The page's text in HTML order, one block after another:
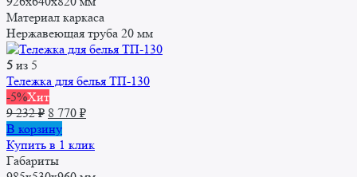
Материал каркаса
Нержавеющая труба 20 мм
5 из 5
Тележка для белья ТП-130
-5%Хит
9 232₽ Первоначальная
цена
составляла
9
8 770 ₽Текущая
8
В корзину
Купить в 1 клик
Габариты